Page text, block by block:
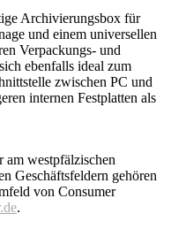
Archivierungsbox für
und einem universellen
Verpackungs- und
ebenfalls ideal zum
zwischen PC und
internen Festplatten als
westpfälzischen
Geschäftsfeldern gehören
von Consumer
.